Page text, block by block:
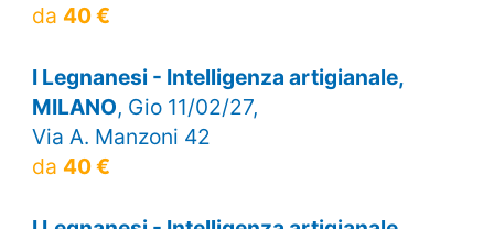
da 40 €
I Legnanesi - Intelligenza artigianale,
MILANO, Gio 11/02/27,
Via A. Manzoni 42
da 40 €